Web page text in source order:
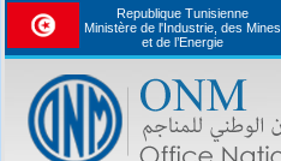
Republique Tunisienne
Ministère de l'Industrie, des Mines
et de l’Energie